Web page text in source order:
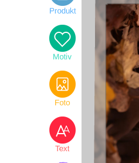
Dárky pro ségru
Dárky pro babičku
Dárky pro tátu
Dárky pro bráchu
Dárky pro dědu
Dárky pro partnera
Dárky pro partnerku
Dárky pro přátele